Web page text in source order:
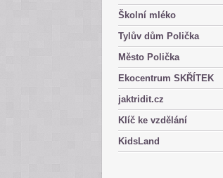
Školní mléko
Tylův dům Polička
Město Polička
Ekocentrum SKŘÍTEK
jaktridit.cz
Klíč ke vzdělání
KidsLand